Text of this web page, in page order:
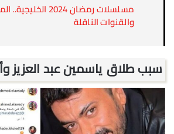
مسلسلات رمضان 2024
والقنوات الناقلة
سبب طلاق ياسمين عبد العزيز